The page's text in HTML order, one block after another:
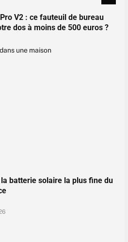
V2 : ce fauteuil de bureau
dos à moins de 500 euros ?
la batterie solaire la plus fine du